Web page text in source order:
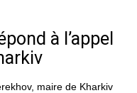
à l’appel
maire de Kharkiv